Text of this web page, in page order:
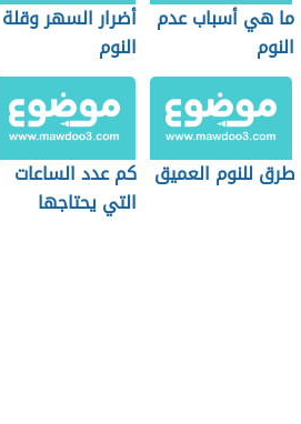
ما هي أسباب عدم
النوم
أضرار السهر وقلة
النوم
طرق للنوم العميق كم عدد الساعات
التي يحتاجها